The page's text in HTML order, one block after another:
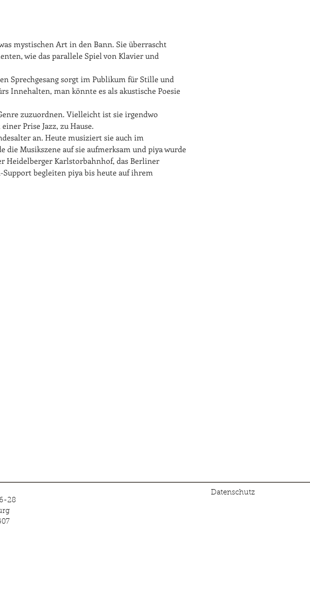
mystischen Art in den Bann. Sie überrascht
wie das parallele Spiel von Klavier und
Sprechgesang sorgt im Publikum für Stille und
Innehalten, man könnte es als akustische Poesie
zuzuordnen. Vielleicht ist sie irgendwo
Prise Jazz, zu Hause.
an. Heute musiziert sie auch im
die Musikszene auf sie aufmerksam und piya wurde
Heidelberger Karlstorbahnhof, das Berliner
begleiten piya bis heute auf ihrem
28
Datenschutz